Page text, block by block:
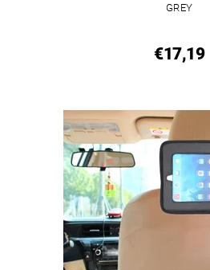
GREY
€17,19